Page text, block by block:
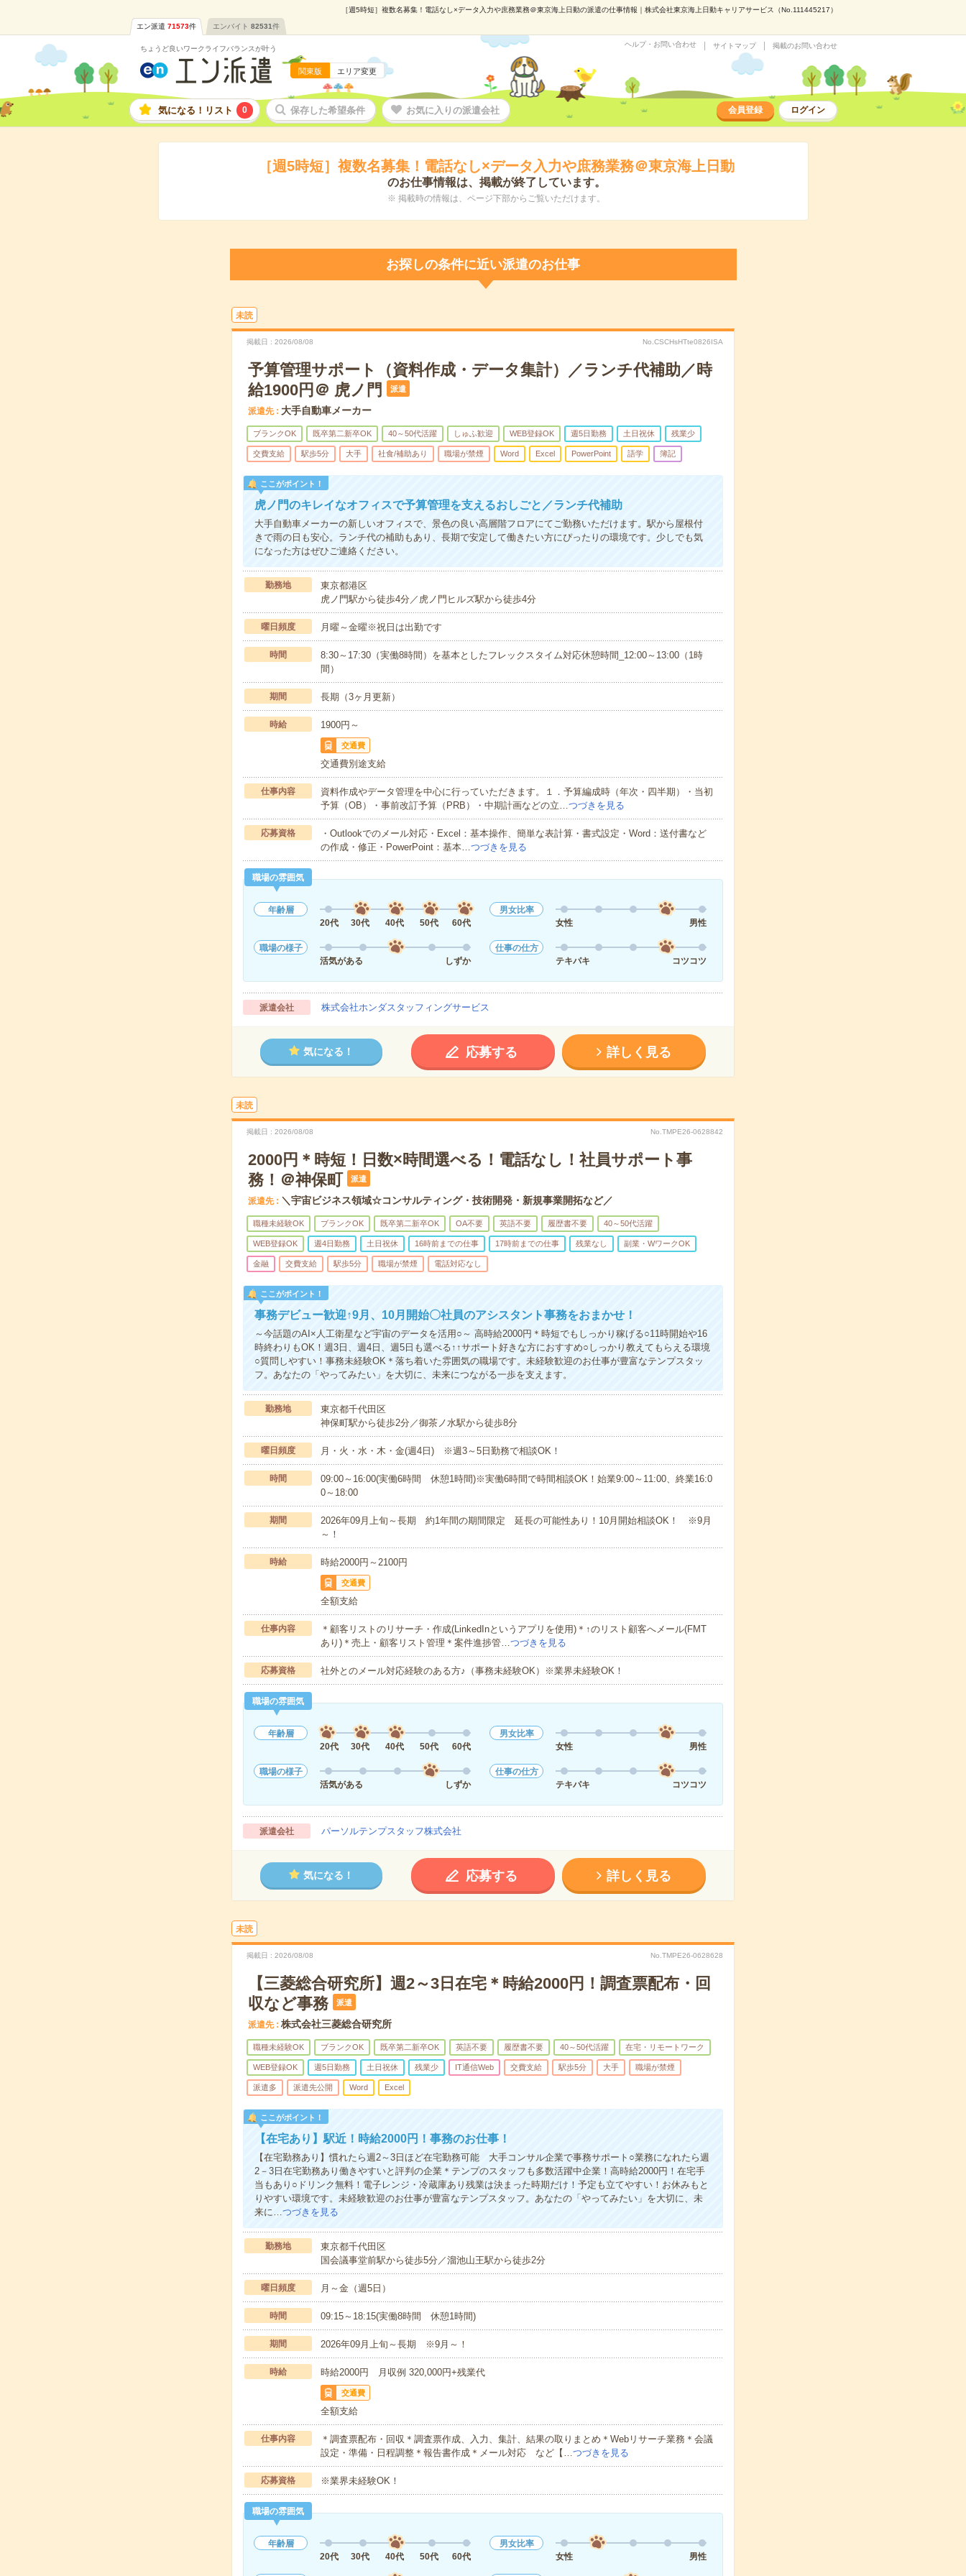
［週5時短］複数名募集！電話なし×データ入力や庶務業務＠東京海上日動の派遣の仕事情報｜株式会社東京海上日動キャリアサービス（No.111445217）
エン派遣 71573件 エンバイト 82531件
ちょうど良いワークライフバランスが叶う
関東版 エリア変更
ヘルプ・お問い合わせ サイトマップ 掲載のお問い合わせ
気になる！リスト 0 保存した希望条件 お気に入りの派遣会社 会員登録 ログイン
［週5時短］複数名募集！電話なし×データ入力や庶務業務＠東京海上日動
のお仕事情報は、掲載が終了しています。
※ 掲載時の情報は、ページ下部からご覧いただけます。
お探しの条件に近い派遣のお仕事
未読
掲載日 2026/08/08 No.CSCHsHTte0826ISA
予算管理サポート（資料作成・データ集計）／ランチ代補助／時
給1900円＠ 虎ノ門
派遣
派遣先 大手自動車メーカー
ブランクOK 既卒第二新卒OK 40～50代活躍 しゅふ歓迎 WEB登録OK 週5日勤務 土日祝休 残業少
交費支給 駅歩5分 大手 社食/補助あり 職場が禁煙 Word Excel PowerPoint 語学 簿記
ここがポイント！
虎ノ門のキレイなオフィスで予算管理を支えるおしごと／ランチ代補助
大手自動車メーカーの新しいオフィスで、景色の良い高層階フロアにてご勤務いただけます。駅から屋根付
きで雨の日も安心。ランチ代の補助もあり、長期で安定して働きたい方にぴったりの環境です。少しでも気
になった方はぜひご連絡ください。
勤務地
東京都港区
虎ノ門駅から徒歩4分／虎ノ門ヒルズ駅から徒歩4分
曜日頻度 月曜～金曜※祝日は出勤です
時間
8:30～17:30（実働8時間）を基本としたフレックスタイム対応休憩時間_12:00～13:00（1時
間）
期間 長期（3ヶ月更新）
時給 1900円～
交通費
交通費別途支給
仕事内容
資料作成やデータ管理を中心に行っていただきます。１．予算編成時（年次・四半期）・当初
予算（OB）・事前改訂予算（PRB）・中期計画などの立…つづきを見る
応募資格
・Outlookでのメール対応・Excel：基本操作、簡単な表計算・書式設定・Word：送付書など
の作成・修正・PowerPoint：基本…つづきを見る
職場の雰囲気
年齢層
20代
30代 40代 50代 60代
男女比率
女性
男性
職場の様子
活気がある
しずか
仕事の仕方
テキパキ
コツコツ
派遣会社 株式会社ホンダスタッフィングサービス
気になる！ 応募する 詳しく見る
未読
掲載日 2026/08/08 No.TMPE26-0628842
2000円＊時短！日数×時間選べる！電話なし！社員サポート事
務！＠神保町
派遣
派遣先 ＼宇宙ビジネス領域☆コンサルティング・技術開発・新規事業開拓など／
職種未経験OK ブランクOK 既卒第二新卒OK OA不要 英語不要 履歴書不要 40～50代活躍
WEB登録OK 週4日勤務 土日祝休 16時前までの仕事 17時前までの仕事 残業なし 副業・WワークOK
金融 交費支給 駅歩5分 職場が禁煙 電話対応なし
ここがポイント！
事務デビュー歓迎↑9月、10月開始〇社員のアシスタント事務をおまかせ！
～今話題のAI×人工衛星など宇宙のデータを活用○～ 高時給2000円＊時短でもしっかり稼げる○11時開始や16
時終わりもOK！週3日、週4日、週5日も選べる↑↑サポート好きな方におすすめ○しっかり教えてもらえる環境
○質問しやすい！事務未経験OK＊落ち着いた雰囲気の職場です。未経験歓迎のお仕事が豊富なテンプスタッ
フ。あなたの「やってみたい」を大切に、未来につながる一歩を支えます。
勤務地
東京都千代田区
神保町駅から徒歩2分／御茶ノ水駅から徒歩8分
曜日頻度 月・火・水・木・金(週4日) ※週3～5日勤務で相談OK！
時間
09:00～16:00(実働6時間 休憩1時間)※実働6時間で時間相談OK！始業9:00～11:00、終業16:0
0～18:00
期間
2026年09月上旬～長期 約1年間の期間限定 延長の可能性あり！10月開始相談OK！ ※9月
～！
時給 時給2000円～2100円
交通費
全額支給
仕事内容
＊顧客リストのリサーチ・作成(LinkedInというアプリを使用)＊↑のリスト顧客へメール(FMT
あり)＊売上・顧客リスト管理＊案件進捗管…つづきを見る
応募資格 社外とのメール対応経験のある方♪（事務未経験OK）※業界未経験OK！
職場の雰囲気
年齢層
20代
30代 40代 50代 60代
男女比率
女性
男性
職場の様子
活気がある
しずか
仕事の仕方
テキパキ
コツコツ
派遣会社 パーソルテンプスタッフ株式会社
気になる！ 応募する 詳しく見る
未読
掲載日 2026/08/08 No.TMPE26-0628628
【三菱総合研究所】週2～3日在宅＊時給2000円！調査票配布・回
収など事務
派遣
派遣先 株式会社三菱総合研究所
職種未経験OK ブランクOK 既卒第二新卒OK 英語不要 履歴書不要 40～50代活躍 在宅・リモートワーク
WEB登録OK 週5日勤務 土日祝休 残業少 IT通信Web 交費支給 駅歩5分 大手 職場が禁煙
派遣多 派遣先公開 Word Excel
ここがポイント！
【在宅あり】駅近！時給2000円！事務のお仕事！
【在宅勤務あり】慣れたら週2～3日ほど在宅勤務可能 大手コンサル企業で事務サポート○業務になれたら週
2－3日在宅勤務あり働きやすいと評判の企業＊テンプのスタッフも多数活躍中企業！高時給2000円！在宅手
当もあり○ドリンク無料！電子レンジ・冷蔵庫あり残業は決まった時期だけ！予定も立てやすい！お休みもと
りやすい環境です。未経験歓迎のお仕事が豊富なテンプスタッフ。あなたの「やってみたい」を大切に、未
来に…つづきを見る
勤務地
東京都千代田区
国会議事堂前駅から徒歩5分／溜池山王駅から徒歩2分
曜日頻度 月～金（週5日）
時間 09:15～18:15(実働8時間 休憩1時間)
期間 2026年09月上旬～長期 ※9月～！
時給 時給2000円 月収例 320,000円+残業代
交通費
全額支給
仕事内容
＊調査票配布・回収＊調査票作成、入力、集計、結果の取りまとめ＊Webリサーチ業務＊会議
設定・準備・日程調整＊報告書作成＊メール対応 など【…つづきを見る
応募資格 ※業界未経験OK！
職場の雰囲気
年齢層
20代
30代 40代 50代 60代
男女比率
女性
男性